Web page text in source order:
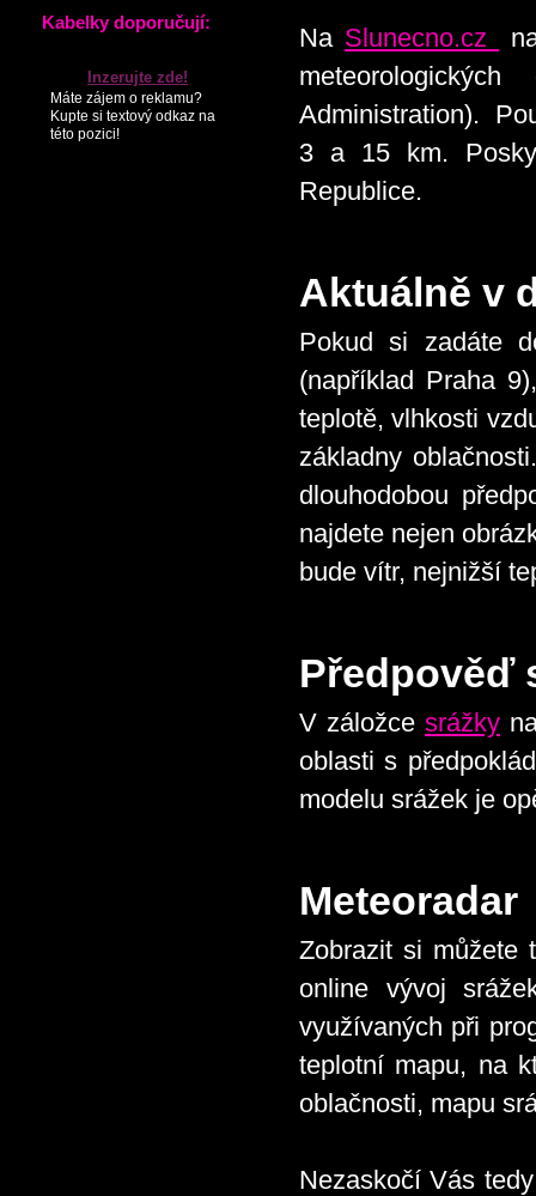
Na Slunecno.cz
Administration).
3 a 15 km.
Republice.
Aktuálně v
Pokud si zadáte
(například Praha
teplotě, vlhkosti
základny
dlouhodobou
najdete nejen
bude vítr, nejnižší
Předpověď
V záložce srážky
oblasti s
modelu srážek je
Meteoradar
Zobrazit si můžete
online vývoj
využívaných při
teplotní mapu, na
oblačnosti, mapu
Nezaskočí Vás
Kabelky doporučují:
Inzerujte zde!
Máte zájem o reklamu?
Kupte si textový odkaz na
této pozici!